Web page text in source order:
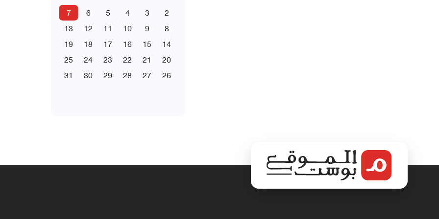
2
3
4
5
6
7
8
9
10
11
12
13
14
15
16
17
18
19
20
21
22
23
24
25
26
27
28
29
30
31